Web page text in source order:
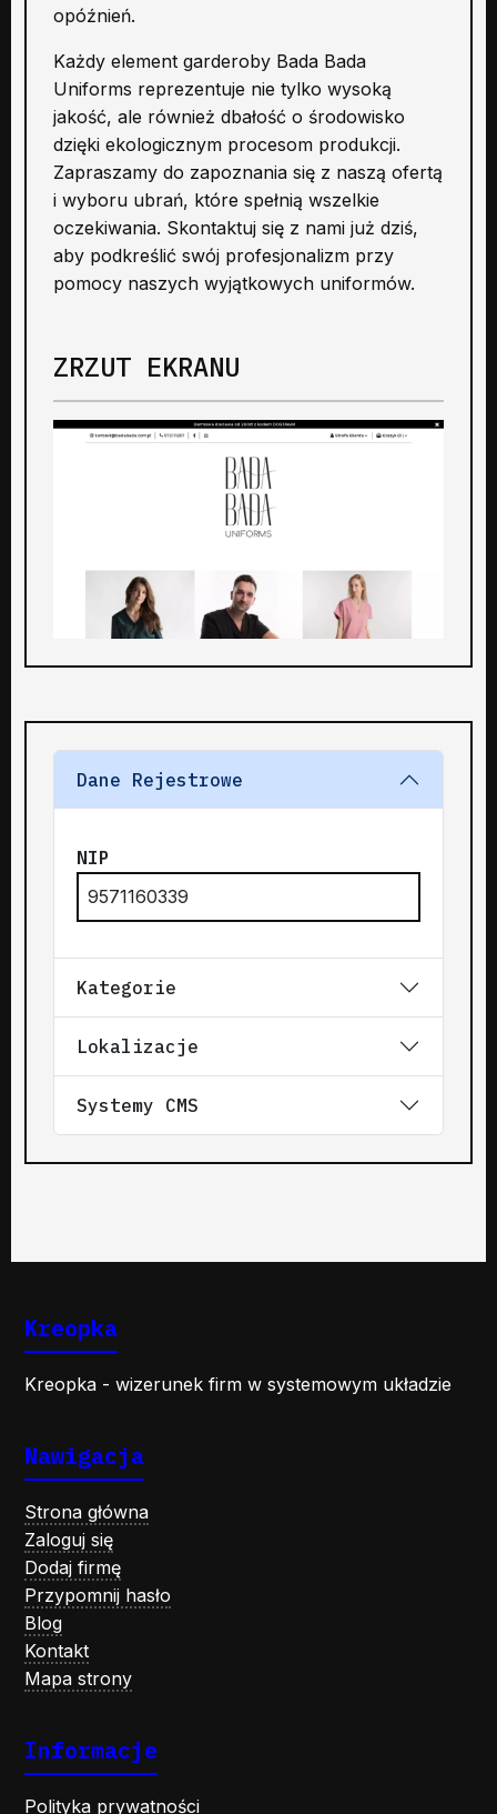
opóźnień.
Każdy element garderoby Bada Bada
Uniforms reprezentuje nie tylko wysoką
jakość, ale również dbałość o środowisko
dzięki ekologicznym procesom produkcji.
Zapraszamy do zapoznania się z naszą ofertą
i wyboru ubrań, które spełnią wszelkie
oczekiwania. Skontaktuj się z nami już dziś,
aby podkreślić swój profesjonalizm przy
pomocy naszych wyjątkowych uniformów.
ZRZUT EKRANU
Dane Rejestrowe
NIP
9571160339
Kategorie
Lokalizacje
Systemy CMS
Kreopka
Kreopka - wizerunek firm w systemowym układzie
Nawigacja
Strona główna
Zaloguj się
Dodaj firmę
Przypomnij hasło
Blog
Kontakt
Mapa strony
Informacje
Polityka prywatności